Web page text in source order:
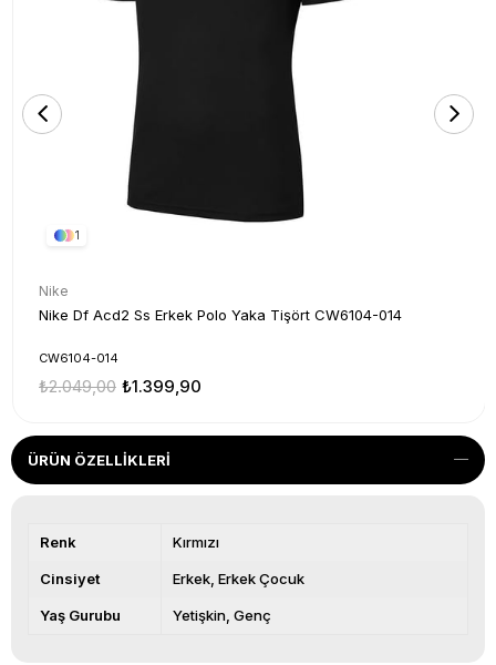
1
Nike
Nike Df Acd2 Ss Erkek Polo Yaka Tişört CW6104-014
CW6104-014
₺1.399,90
₺2.049,00
ÜRÜN ÖZELLIKLERI
Renk Kırmızı
Cinsiyet Erkek Erkek Çocuk
Yaş Gurubu Yetişkin Genç